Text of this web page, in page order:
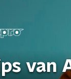
van